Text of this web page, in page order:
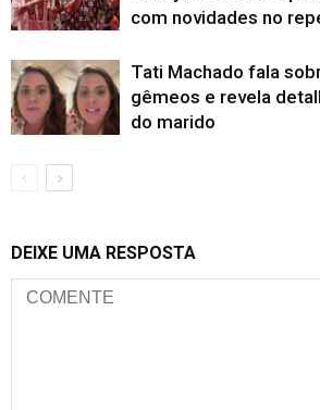
com novidades no
Tati Machado fala
gêmeos e revela
do marido
DEIXE UMA RESPOSTA